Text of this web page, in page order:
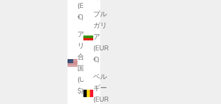
ブル
ガリ
ア
(EUR
€)
ベル
ギー
(EUR
(EUR
€)
アメ
リカ
合衆
国
(USD
$)